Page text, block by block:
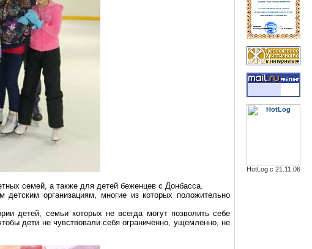
семей, а также для детей беженцев с Донбасса.
организациям, многие из которых положительно
детей, семьи которых не всегда могут позволить себе
дети не чувствовали себя ограниченно, ущемленно, не
HotLog с 21.11.06